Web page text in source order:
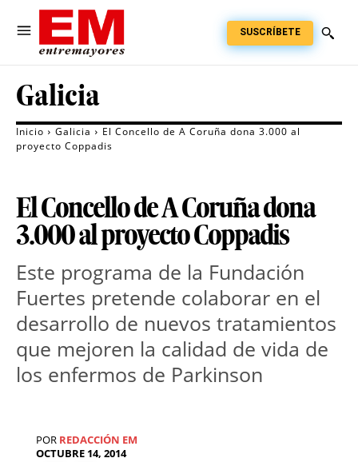
SUSCRÍBETE
Galicia
Inicio Galicia
El Concello de A Coruña dona 3.000 al
proyecto Coppadis
El Concello de A Coruña dona
3.000 al proyecto Coppadis
Este programa de la Fundación
Fuertes pretende colaborar en el
desarrollo de nuevos tratamientos
que mejoren la calidad de vida de
los enfermos de Parkinson
POR REDACCIÓN EM
OCTUBRE 14, 2014